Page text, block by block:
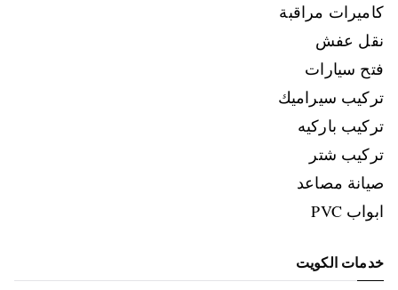
كاميرات مراقبة
نقل عفش
فتح سيارات
تركيب سيراميك
تركيب باركيه
تركيب شتر
صيانة مصاعد
ابواب PVC
خدمات الكويت